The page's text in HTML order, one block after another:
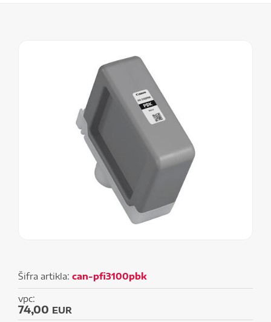
Šifra artikla: can-pfi3100pbk
vpc:
74,00 EUR